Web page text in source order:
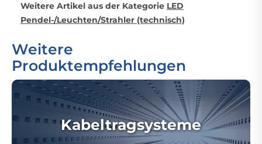
Weitere Artikel aus der Kategorie LED
Pendel-/Leuchten/Strahler (technisch)
Weitere
Produktempfehlungen
Kabeltragsysteme